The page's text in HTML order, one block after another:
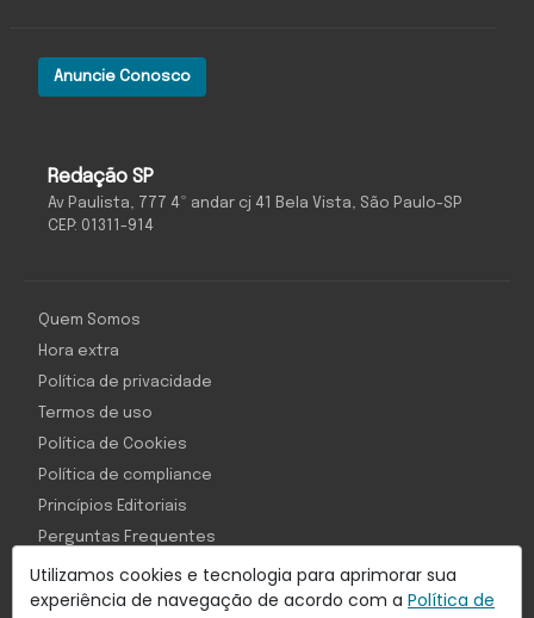
Utilizamos cookies e tecnologia para aprimorar sua
experiência de navegação de acordo com a Política de
Redação SP
Av Paulista, 777 4º andar cj 41 Bela Vista, São Paulo-SP
CEP: 01311-914
Anuncie Conosco
Quem Somos
Hora extra
Política de privacidade
Termos de uso
Política de Cookies
Política de compliance
Princípios Editoriais
Perguntas Frequentes